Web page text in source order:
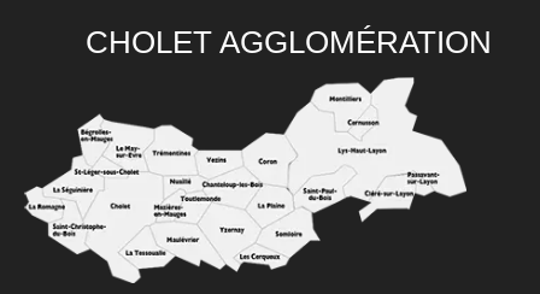
CHOLET AGGLOMÉRATION